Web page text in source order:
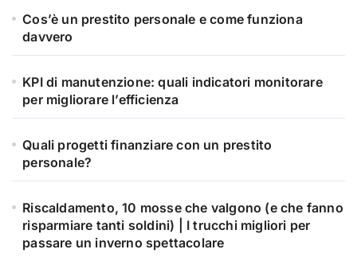
Cos’è un prestito personale e come funziona
davvero
KPI di manutenzione: quali indicatori monitorare
per migliorare l’efficienza
Quali progetti finanziare con un prestito
personale?
Riscaldamento, 10 mosse che valgono (e che fanno
risparmiare tanti soldini) | I trucchi migliori per
passare un inverno spettacolare